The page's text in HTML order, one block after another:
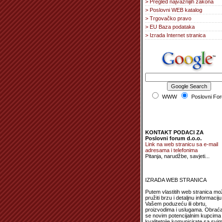
> Pregled najvažnijih zakona
> Poslovni WEB katalog
> Trgovačko pravo
> EU Baza podataka
> Izrada Internet stranica
WWW Poslovni
KONTAKT PODACI ZA
Poslovni forum d.o.o.
Link na web stranicu sa e-mail
adresama i telefonima
Pitanja, narudžbe, savjeti...
IZRADA WEB STRANICA
Putem vlastitih web stranica
pružiti brzu i detaljnu
Vašem poduzeću ili obrtu,
proizvodima i uslugama.
se novim potencijalnim kupcima